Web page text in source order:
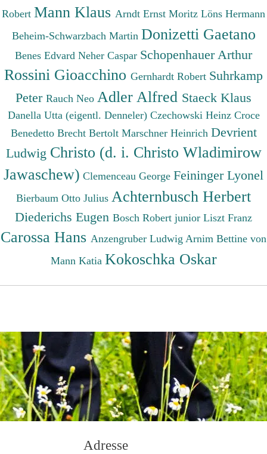
Robert Mann Klaus Arndt Ernst Moritz Löns Hermann
Beheim-Schwarzbach Martin Donizetti Gaetano
Benes Edvard Neher Caspar Schopenhauer Arthur
Rossini Gioacchino Gernhardt Robert Suhrkamp
Peter Rauch Neo Adler Alfred Staeck Klaus
Danella Utta (eigentl. Denneler) Czechowski Heinz Croce
Benedetto Brecht Bertolt Marschner Heinrich Devrient
Ludwig Christo (d. i. Christo Wladimirow
Jawaschew) Clemenceau George Feininger Lyonel
Bierbaum Otto Julius Achternbusch Herbert
Diederichs Eugen Bosch Robert junior Liszt Franz
Carossa Hans Anzengruber Ludwig Arnim Bettine von
Mann Katia Kokoschka Oskar
Adresse